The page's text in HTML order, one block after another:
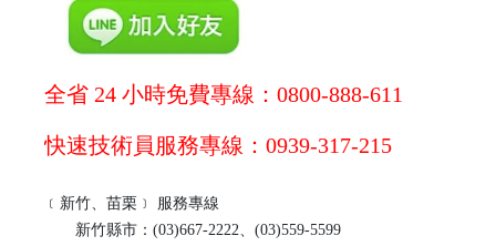
全省 24 小時免費專線：0800-888-611
快速技術員服務專線：0939-317-215
﹝新竹、苗栗﹞ 服務專線
新竹縣市：(03)667-2222、(03)559-5599